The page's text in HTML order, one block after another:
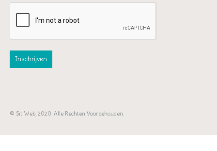
© SitiWeb, 2020. Alle Rechten Voorbehouden.